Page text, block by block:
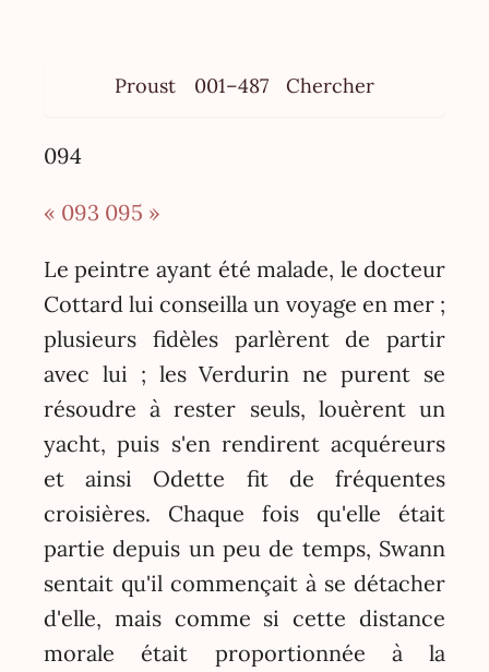
Proust 001–487 Chercher
094
« 093 095 »
Le peintre ayant été malade, le docteur
Cottard lui conseilla un voyage en mer ;
plusieurs fidèles parlèrent de partir
avec lui ; les Verdurin ne purent se
résoudre à rester seuls, louèrent un
yacht, puis s'en rendirent acquéreurs
et ainsi Odette fit de fréquentes
croisières. Chaque fois qu'elle était
partie depuis un peu de temps, Swann
sentait qu'il commençait à se détacher
d'elle, mais comme si cette distance
morale était proportionnée à la